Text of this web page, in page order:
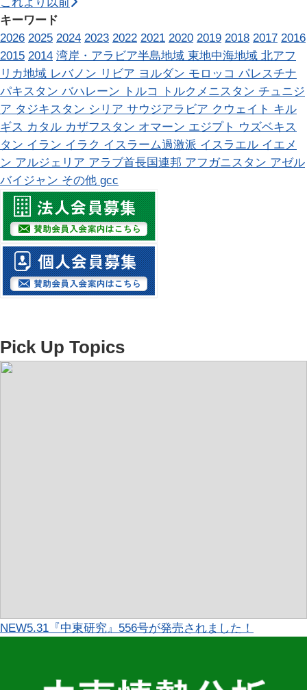
キーワード
2026 2025 2024 2023 2022 2021 2020 2019 2018 2017 2016
2015 2014 湾岸・アラビア半島地域 東地中海地域 北アフ
リカ地域 レバノン リビア ヨルダン モロッコ パレスチナ
パキスタン バハレーン トルコ トルクメニスタン チュニジ
ア タジキスタン シリア サウジアラビア クウェイト キル
ギス カタル カザフスタン オマーン エジプト ウズベキス
タン イラン イラク イスラーム過激派 イスラエル イエメ
ン アルジェリア アラブ首長国連邦 アフガニスタン アゼル
バイジャン その他 gcc
Pick Up Topics
NEW5.31『中東研究』556号が発売されました！